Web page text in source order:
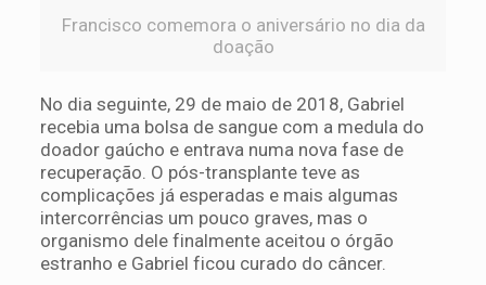
Francisco comemora o aniversário no dia da
doação
No dia seguinte, 29 de maio de 2018, Gabriel
recebia uma bolsa de sangue com a medula do
doador gaúcho e entrava numa nova fase de
recuperação. O pós-transplante teve as
complicações já esperadas e mais algumas
intercorrências um pouco graves, mas o
organismo dele finalmente aceitou o órgão
estranho e Gabriel ficou curado do câncer.